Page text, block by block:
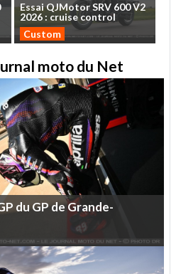
EssaiQJMotorSRV 600V2
2026 : cruise control
Custom
moto du Net
duGPdeGrande-